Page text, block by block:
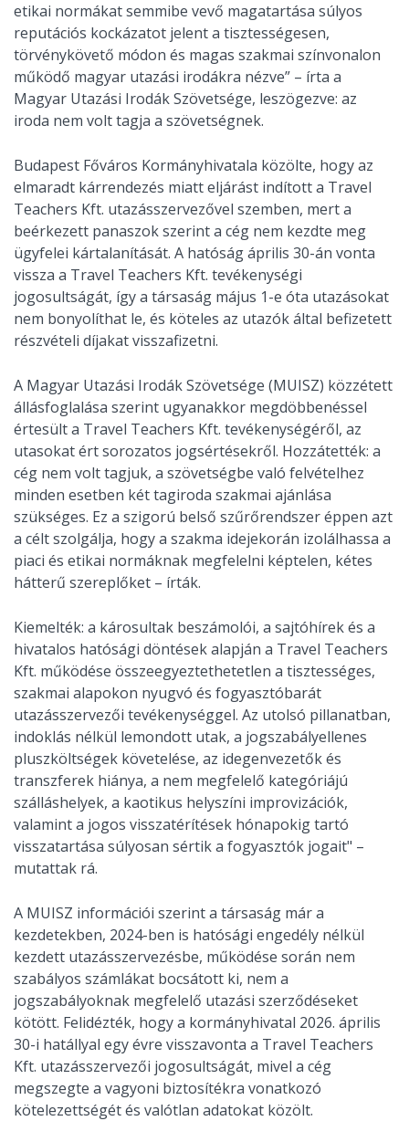
etikai normákat semmibe vevő magatartása súlyos
reputációs kockázatot jelent a tisztességesen,
törvénykövető módon és magas szakmai színvonalon
működő magyar utazási irodákra nézve” – írta a
Magyar Utazási Irodák Szövetsége, leszögezve: az
iroda nem volt tagja a szövetségnek.
Budapest Főváros Kormányhivatala közölte, hogy az
elmaradt kárrendezés miatt eljárást indított a Travel
Teachers Kft. utazásszervezővel szemben, mert a
beérkezett panaszok szerint a cég nem kezdte meg
ügyfelei kártalanítását. A hatóság április 30-án vonta
vissza a Travel Teachers Kft. tevékenységi
jogosultságát, így a társaság május 1-e óta utazásokat
nem bonyolíthat le, és köteles az utazók által befizetett
részvételi díjakat visszafizetni.
A Magyar Utazási Irodák Szövetsége (MUISZ) közzétett
állásfoglalása szerint ugyanakkor megdöbbenéssel
értesült a Travel Teachers Kft. tevékenységéről, az
utasokat ért sorozatos jogsértésekről. Hozzátették: a
cég nem volt tagjuk, a szövetségbe való felvételhez
minden esetben két tagiroda szakmai ajánlása
szükséges. Ez a szigorú belső szűrőrendszer éppen azt
a célt szolgálja, hogy a szakma idejekorán izolálhassa a
piaci és etikai normáknak megfelelni képtelen, kétes
hátterű szereplőket – írták.
Kiemelték: a károsultak beszámolói, a sajtóhírek és a
hivatalos hatósági döntések alapján a Travel Teachers
Kft. működése összeegyeztethetetlen a tisztességes,
szakmai alapokon nyugvó és fogyasztóbarát
utazásszervezői tevékenységgel. Az utolsó pillanatban,
indoklás nélkül lemondott utak, a jogszabályellenes
pluszköltségek követelése, az idegenvezetők és
transzferek hiánya, a nem megfelelő kategóriájú
szálláshelyek, a kaotikus helyszíni improvizációk,
valamint a jogos visszatérítések hónapokig tartó
visszatartása súlyosan sértik a fogyasztók jogait" –
mutattak rá.
A MUISZ információi szerint a társaság már a
kezdetekben, 2024-ben is hatósági engedély nélkül
kezdett utazásszervezésbe, működése során nem
szabályos számlákat bocsátott ki, nem a
jogszabályoknak megfelelő utazási szerződéseket
kötött. Felidézték, hogy a kormányhivatal 2026. április
30-i hatállyal egy évre visszavonta a Travel Teachers
Kft. utazásszervezői jogosultságát, mivel a cég
megszegte a vagyoni biztosítékra vonatkozó
kötelezettségét és valótlan adatokat közölt.